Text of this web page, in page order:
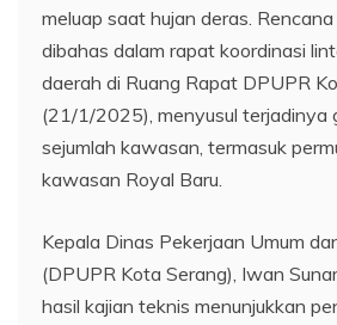
meluap saat hujan deras.
dibahas dalam rapat koordinasi
daerah di Ruang Rapat DPUPR
(21/1/2025), menyusul terjadinya
sejumlah kawasan, termasuk
kawasan Royal Baru.
Kepala Dinas Pekerjaan Umum
(DPUPR Kota Serang), Iwan
hasil kajian teknis menunjukkan